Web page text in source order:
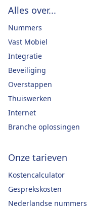
Alles over...
Nummers
Vast Mobiel
Integratie
Beveiliging
Overstappen
Thuiswerken
Internet
Branche oplossingen
Onze tarieven
Kostencalculator
Gesprekskosten
Nederlandse nummers